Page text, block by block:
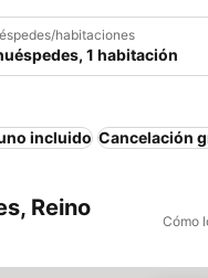
habitaciones
1 habitación
incluido Cancelación
Reino
Cómo